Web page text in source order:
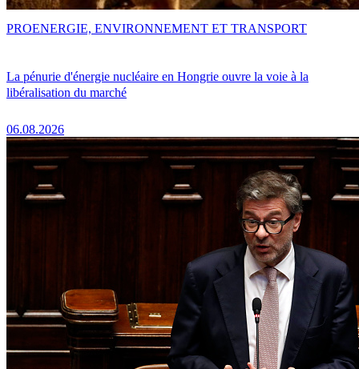
La pénurie d'énergie nucléaire en Hongrie ouvre la voie à la
libéralisation du marché
06.08.2026
PROENERGIE, ENVIRONNEMENT ET TRANSPORT